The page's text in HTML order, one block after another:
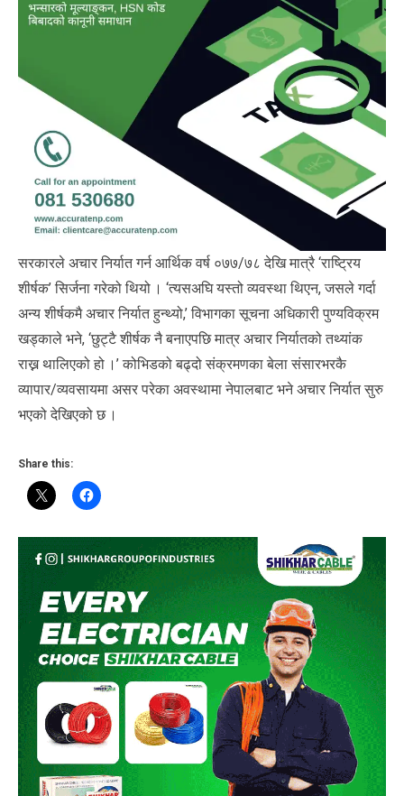
सरकारले अचार निर्यात गर्न आर्थिक वर्ष ०७७/७८ देखि मात्रै ‘राष्ट्रिय
शीर्षक’ सिर्जना गरेको थियो । ‘त्यसअघि यस्तो व्यवस्था थिएन, जसले गर्दा
अन्य शीर्षकमै अचार निर्यात हुन्थ्यो,’ विभागका सूचना अधिकारी पुण्यविक्रम
खड्काले भने, ‘छुट्टै शीर्षक नै बनाएपछि मात्र अचार निर्यातको तथ्यांक
राख्न थालिएको हो ।’ कोभिडको बढ्दो संक्रमणका बेला संसारभरकै
व्यापार/व्यवसायमा असर परेका अवस्थामा नेपालबाट भने अचार निर्यात सुरु
भएको देखिएको छ ।
Share this: